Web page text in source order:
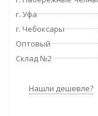
г. Уфа
г. Чебоксары
Оптовый
Склад №2
Нашли дешевле?